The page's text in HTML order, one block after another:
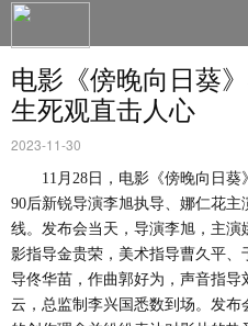
电影《傍晚向日葵
生死观直击人心
2023-11-30
11月28日，电影《傍晚向日
90后新锐导演李旭执导、娜仁花
线。发布会当天，导演李旭，主
影指导金贵荣，美术指导曹久平
导佟华苗，作曲郭好为，声音指
云，总监制李兴国悉数到场。发